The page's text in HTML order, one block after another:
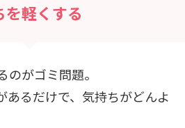
を軽くする
がゴミ問題。
あるだけで、気持ちがどんよ